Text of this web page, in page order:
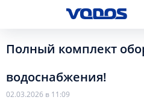
Полный комплект
водоснабжения!
02.03.2026 в 11:09